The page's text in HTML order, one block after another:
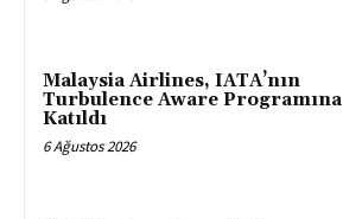
Malaysia Airlines, IATA’nın
Turbulence Aware Programına
Katıldı
6 Ağustos 2026